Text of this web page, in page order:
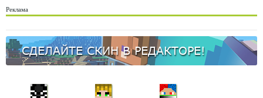
Реклама
СДЕЛАЙТЕ СКИН В РЕДАКТОРЕ!